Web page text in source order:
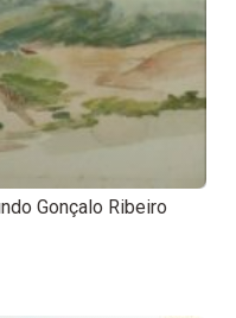
Gonçalo Ribeiro